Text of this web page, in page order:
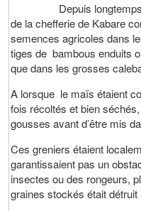
Depuis longtemps
de la chefferie de Kabare
semences agricoles dans
tiges de bambous enduits
que dans les grosses
A lorsque le maïs étaient
fois récoltés et bien
gousses avant d’être mis
Ces greniers étaient
garantissaient pas un
insectes ou des rongeurs,
graines stockés était